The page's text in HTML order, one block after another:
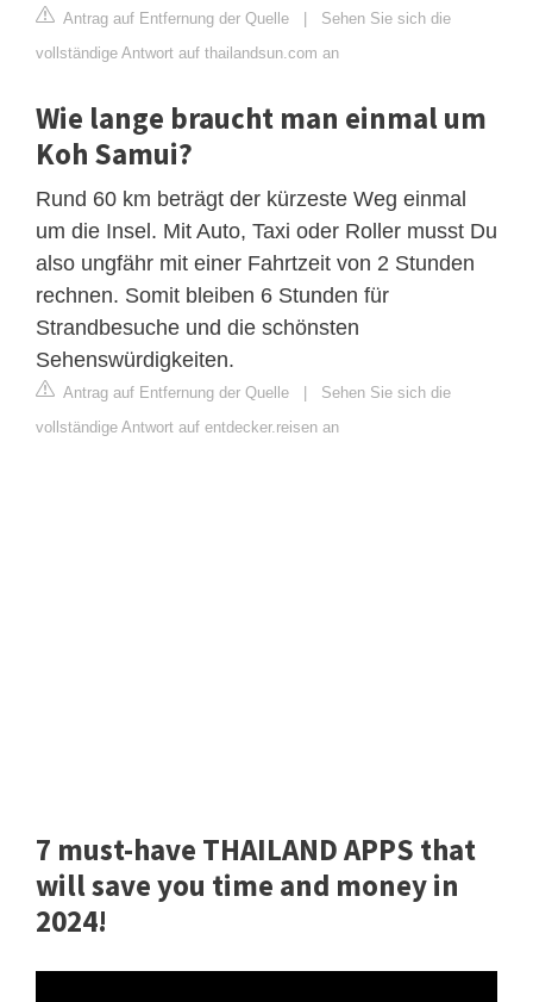
Antrag auf Entfernung der Quelle
Sehen Sie sich die
vollständige Antwort auf thailandsun.com an
Wie lange braucht man einmal um
Koh Samui?
Rund 60 km beträgt der kürzeste Weg einmal
um die Insel. Mit Auto, Taxi oder Roller musst Du
also ungfähr mit einer Fahrtzeit von 2 Stunden
rechnen. Somit bleiben 6 Stunden für
Strandbesuche und die schönsten
Sehenswürdigkeiten.
Antrag auf Entfernung der Quelle
Sehen Sie sich die
vollständige Antwort auf entdecker.reisen an
7 must-have THAILAND APPS that
will save you time and money in
2024!